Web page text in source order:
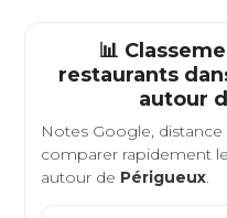
📊
restaurants
autour
Notes Google,
comparer rapidement
autour de Périgueux.